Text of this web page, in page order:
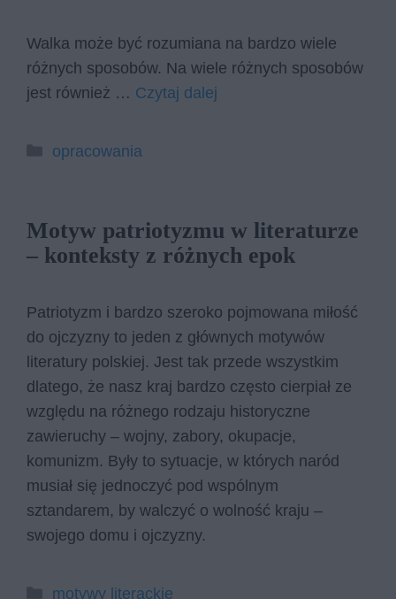
Walka może być rozumiana na bardzo wiele
różnych sposobów. Na wiele różnych sposobów
jest również … Czytaj dalej
Kategorie
opracowania
Motyw patriotyzmu w literaturze
– konteksty z różnych epok
Patriotyzm i bardzo szeroko pojmowana miłość
do ojczyzny to jeden z głównych motywów
literatury polskiej. Jest tak przede wszystkim
dlatego, że nasz kraj bardzo często cierpiał ze
względu na różnego rodzaju historyczne
zawieruchy – wojny, zabory, okupacje,
komunizm. Były to sytuacje, w których naród
musiał się jednoczyć pod wspólnym
sztandarem, by walczyć o wolność kraju –
swojego domu i ojczyzny.
Kategorie
motywy literackie